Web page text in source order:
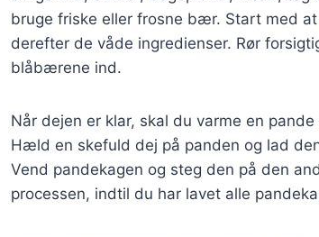
bruge friske eller frosne bær. Start med
derefter de våde ingredienser. Rør
blåbærene ind.
Når dejen er klar, skal du varme en
Hæld en skefuld dej på panden og lad
Vend pandekagen og steg den på den
processen, indtil du har lavet alle